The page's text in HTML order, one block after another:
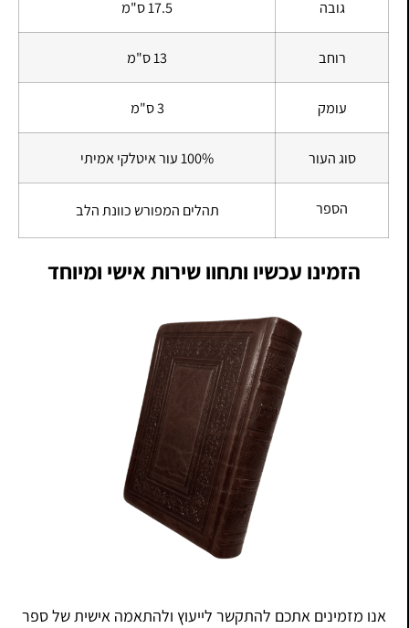
גובה 17.5 ס"מ
רוחב 13 ס"מ
עומק 3 ס"מ
סוג העור 100% עור איטלקי אמיתי
הספר תהלים המפורש כוונת הלב
הזמינו עכשיו ותחוו שירות אישי ומיוחד
אנו מזמינים אתכם להתקשר לייעוץ ולהתאמה אישית של ספר